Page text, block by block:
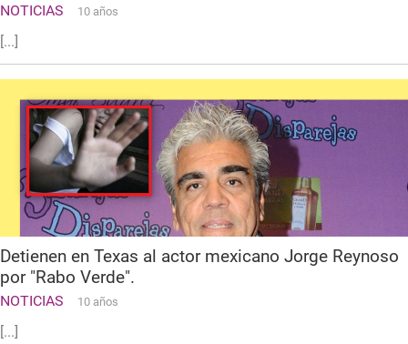
NOTICIAS 10 años
[...]
Detienen en Texas al actor mexicano Jorge Reynoso
por "Rabo Verde".
NOTICIAS 10 años
[...]